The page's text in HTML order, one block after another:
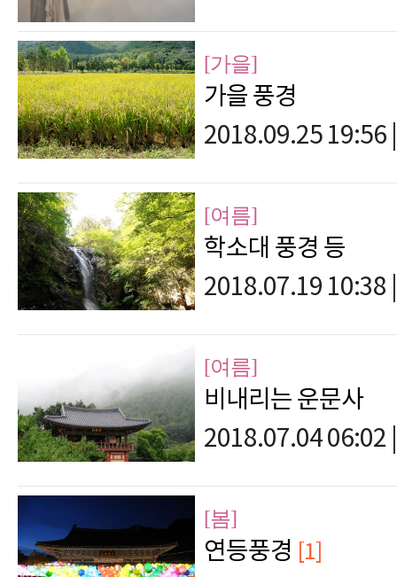
[가을]
가을 풍경
2018.09.25 19:56
[여름]
학소대 풍경 등
2018.07.19 10:38
[여름]
비내리는 운문사
2018.07.04 06:02
[봄]
연등풍경 [1]